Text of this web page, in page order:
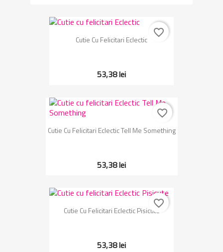
Cutie Cu Felicitari Eclectic
53,38 lei
favorite_border
Cutie Cu Felicitari Eclectic Tell Me Something
53,38 lei
favorite_border
Cutie Cu Felicitari Eclectic Pisicute
53,38 lei
favorite_border